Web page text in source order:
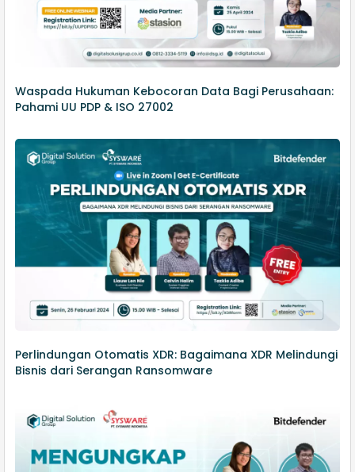
Waspada Hukuman Kebocoran Data Bagi Perusahaan:
Pahami UU PDP & ISO 27002
Perlindungan Otomatis XDR: Bagaimana XDR Melindungi
Bisnis dari Serangan Ransomware